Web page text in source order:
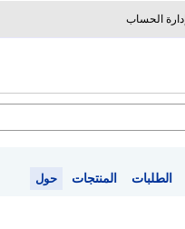
إدارة الحساب
الطلبات المنتجات حول